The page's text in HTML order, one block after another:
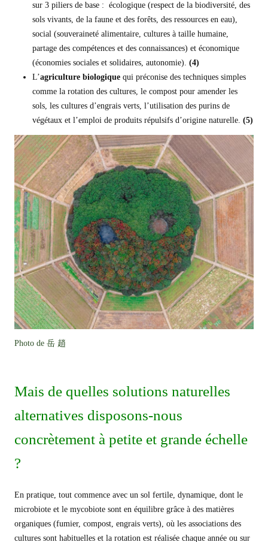
sur 3 piliers de base : écologique (respect de la biodiversité, des
sols vivants, de la faune et des forêts, des ressources en eau),
social (souveraineté alimentaire, cultures à taille humaine,
partage des compétences et des connaissances) et économique
(économies sociales et solidaires, autonomie). (4)
L’agriculture biologique qui préconise des techniques simples
comme la rotation des cultures, le compost pour amender les
sols, les cultures d’engrais verts, l’utilisation des purins de
végétaux et l’emploi de produits répulsifs d’origine naturelle. (5)
Photo de 岳 趙
Mais de quelles solutions naturelles
alternatives disposons-nous
concrètement à petite et grande échelle
?
En pratique, tout commence avec un sol fertile, dynamique, dont le
microbiote et le mycobiote sont en équilibre grâce à des matières
organiques (fumier, compost, engrais verts), où les associations des
cultures sont habituelles et la rotation est réalisée chaque année ou sur